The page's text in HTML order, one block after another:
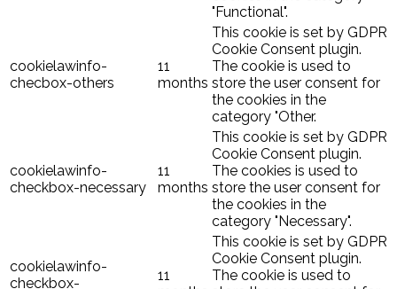
"Functional".
cookielawinfo-
checbox-others
11
months
This cookie is set by GDPR
Cookie Consent plugin.
The cookie is used to
store the user consent for
the cookies in the
category "Other.
cookielawinfo-
checkbox-necessary
11
months
This cookie is set by GDPR
Cookie Consent plugin.
The cookies is used to
store the user consent for
the cookies in the
category "Necessary".
cookielawinfo-
checkbox-
11
This cookie is set by GDPR
Cookie Consent plugin.
The cookie is used to